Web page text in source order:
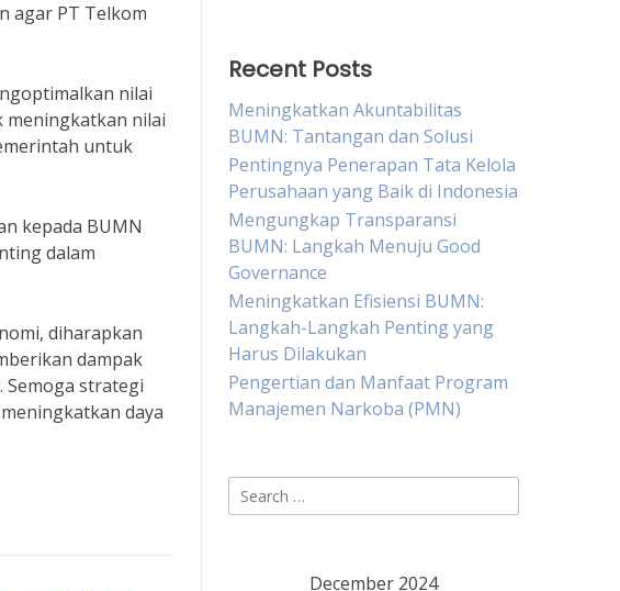
agar PT Telkom
nilai
meningkatkan nilai
untuk
kepada BUMN
dalam
diharapkan
dampak
strategi
daya
Recent Posts
Meningkatkan Akuntabilitas
BUMN: Tantangan dan Solusi
Pentingnya Penerapan Tata Kelola
Perusahaan yang Baik di Indonesia
Mengungkap Transparansi
BUMN: Langkah Menuju Good
Governance
Meningkatkan Efisiensi BUMN:
Langkah-Langkah Penting yang
Harus Dilakukan
Pengertian dan Manfaat Program
Manajemen Narkoba (PMN)
Search
for:
December 2024